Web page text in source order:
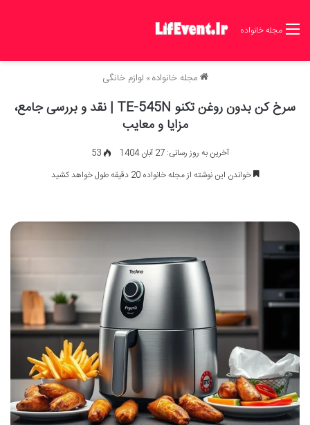
مجله خانواده
مجله خانواده» لوازم خانگی
سرخ کن بدون روغن تکنو TE-545N | نقد و بررسی جامع،
مزایا و معایب
آخرین به روز رسانی: 27 آبان 1404
53
خواندن این نوشته از مجله خانواده 20 دقیقه طول خواهد کشید